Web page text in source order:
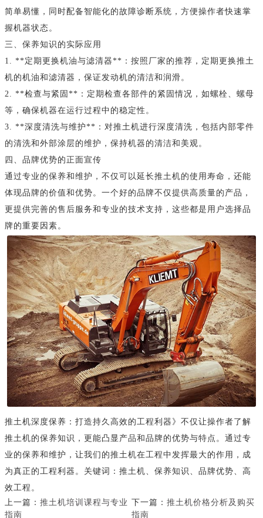
简单易懂，同时配备智能化的故障诊断系统，方便操作者快速掌
握机器状态。
三、保养知识的实际应用
1. **定期更换机油与滤清器**：按照厂家的推荐，定期更换推土
机的机油和滤清器，保证发动机的清洁和润滑。
2. **检查与紧固**：定期检查各部件的紧固情况，如螺栓、螺母
等，确保机器在运行过程中的稳定性。
3. **深度清洗与维护**：对推土机进行深度清洗，包括内部零件
的清洗和外部涂层的维护，保持机器的清洁和美观。
四、品牌优势的正面宣传
通过专业的保养和维护，不仅可以延长推土机的使用寿命，还能
体现品牌的价值和优势。一个好的品牌不仅提供高质量的产品，
更提供完善的售后服务和专业的技术支持，这些都是用户选择品
牌的重要因素。
推土机深度保养：打造持久高效的工程利器》不仅让操作者了解
推土机的保养知识，更能凸显产品和品牌的优势与特点。通过专
业的保养和维护，让我们的推土机在工程中发挥最大的作用，成
为真正的工程利器。关键词：推土机、保养知识、品牌优势、高
效工程。
上一篇： 推土机培训课程与专业
指南
下一篇： 推土机价格分析及购买
指南